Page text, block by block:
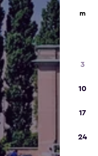
m
3
10
17
24